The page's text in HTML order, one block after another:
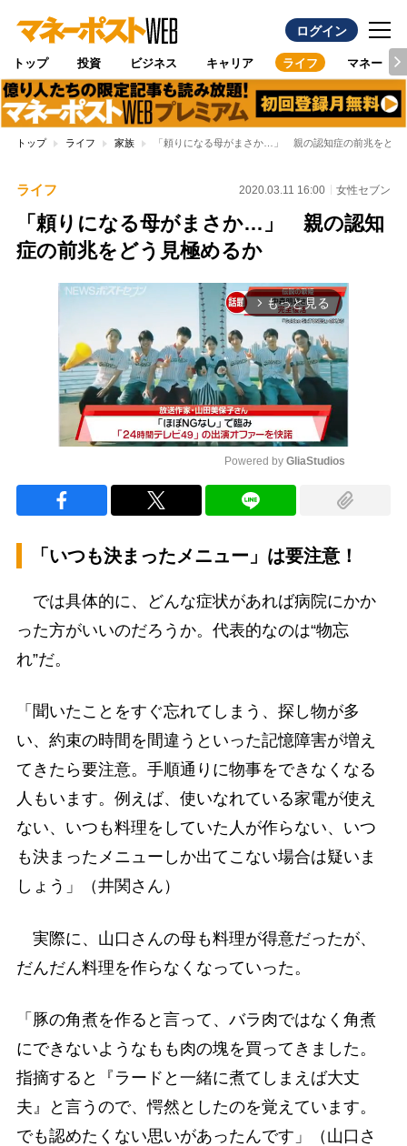
ログイン
トップ 投資 ビジネス キャリア ライフ マネー
トップ ライフ 家族 「頼りになる母がまさか…」 親の認知症の前兆をどう
ライフ 2020.03.11 16:00 女性セブン
「頼りになる母がまさか…」 親の認知
症の前兆をどう見極めるか
arrow_forward_ios もっと見る
Powered by GliaStudios
「いつも決まったメニュー」は要注意！
では具体的に、どんな症状があれば病院にかか
った方がいいのだろうか。代表的なのは“物忘
れ”だ。
「聞いたことをすぐ忘れてしまう、探し物が多
い、約束の時間を間違うといった記憶障害が増え
てきたら要注意。手順通りに物事をできなくなる
人もいます。例えば、使いなれている家電が使え
ない、いつも料理をしていた人が作らない、いつ
も決まったメニューしか出てこない場合は疑いま
しょう」（井関さん）
実際に、山口さんの母も料理が得意だったが、
だんだん料理を作らなくなっていった。
「豚の角煮を作ると言って、バラ肉ではなく角煮
にできないようなもも肉の塊を買ってきました。
指摘すると『ラードと一緒に煮てしまえば大丈
夫』と言うので、愕然としたのを覚えています。
でも認めたくない思いがあったんです」（山口さ